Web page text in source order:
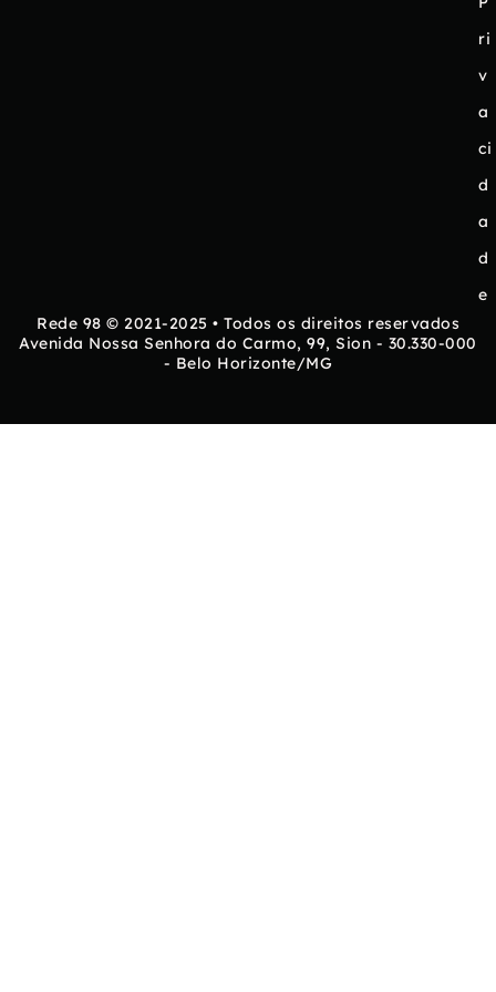
ri
v
a
ci
d
a
d
e
Rede 98 © 2021-2025 • Todos os direitos reservados
Avenida Nossa Senhora do Carmo, 99, Sion - 30.330-000
- Belo Horizonte/MG